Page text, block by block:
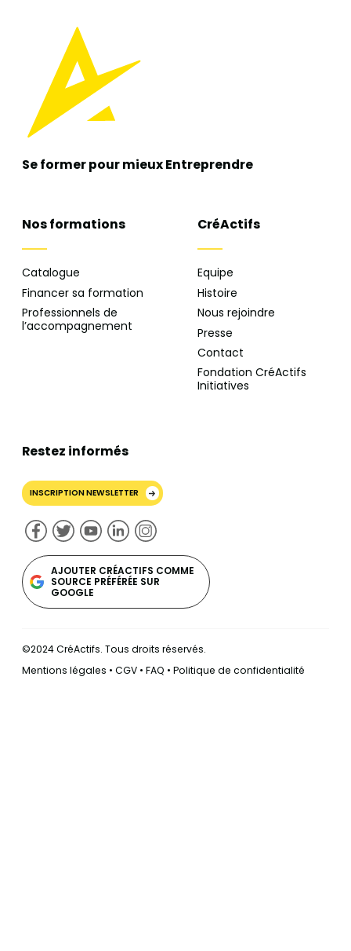
Se former pour mieuxEntreprendre
Nos formations
Catalogue
Financer sa formation
Professionnels de
l’accompagnement
CréActifs
Equipe
Histoire
Nous rejoindre
Presse
Contact
Fondation CréActifs
Initiatives
Restez informés
INSCRIPTION NEWSLETTER
AJOUTER CRÉACTIFS COMME
SOURCE PRÉFÉRÉE SUR
GOOGLE
©2024 CréActifs. Tous droits réservés.
Mentions légales • CGV • FAQ • Politique de confidentialité